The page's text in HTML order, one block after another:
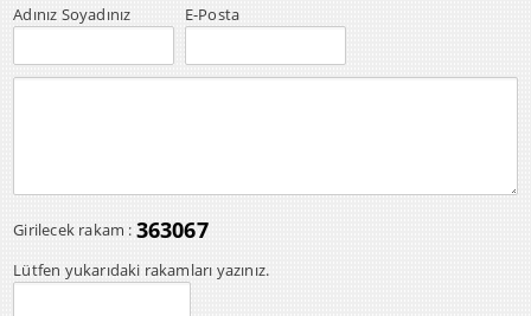
Adınız Soyadınız E-Posta
Girilecek rakam : 363067
Lütfen yukarıdaki rakamları yazınız.